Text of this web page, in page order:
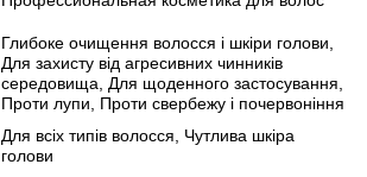
Глибоке очищення волосся і шкіри голови,
Для захисту від агресивних чинників
середовища, Для щоденного застосування,
Проти лупи, Проти свербежу і почервоніння
Для всіх типів волосся, Чутлива шкіра
голови